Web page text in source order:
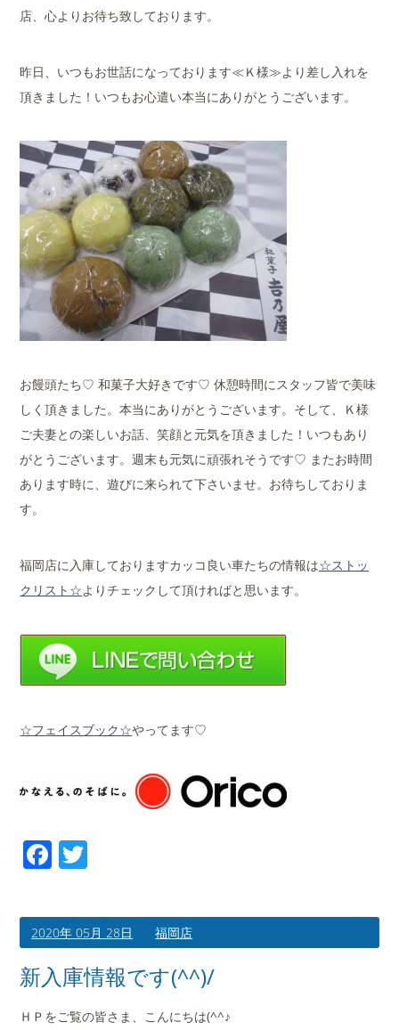
店、心よりお待ち致しております。
昨日、いつもお世話になっております≪Ｋ様≫より差し入れを
頂きました！いつもお心遣い本当にありがとうございます。
お饅頭たち♡ 和菓子大好きです♡ 休憩時間にスタッフ皆で美味
しく頂きました。本当にありがとうございます。そして、Ｋ様
ご夫妻との楽しいお話、笑顔と元気を頂きました！いつもあり
がとうございます。週末も元気に頑張れそうです♡ またお時間
あります時に、遊びに来られて下さいませ。お待ちしておりま
す。
福岡店に入庫しておりますカッコ良い車たちの情報は☆ストッ
クリスト☆よりチェックして頂ければと思います。
☆フェイスブック☆やってます♡
Facebook
2020年 05月 28日 福岡店
新入庫情報です(^^)/
ＨＰをご覧の皆さま、こんにちは(^^♪